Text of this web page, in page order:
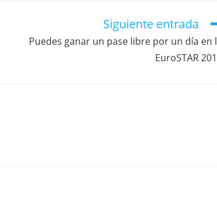
Siguiente entrada
Puedes ganar un pase libre por un día en
EuroSTAR